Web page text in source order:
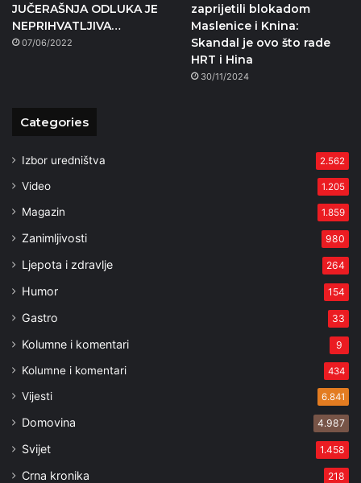
JUČERAŠNJA ODLUKA JE
NEPRIHVATLJIVA…
07/06/2022
zaprijetili blokadom
Maslenice i Knina:
Skandal je ovo što rade
HRT i Hina
30/11/2024
Categories
Izbor uredništva 2.562
Video 1.205
Magazin 1.859
Zanimljivosti 980
Ljepota i zdravlje 264
Humor 154
Gastro 33
Kolumne i komentari 9
Kolumne i komentari 434
Vijesti 6.841
Domovina 4.987
Svijet 1.458
Crna kronika 218